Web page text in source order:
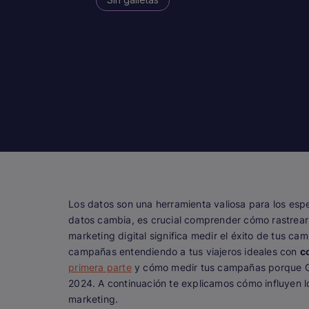
Los datos son una herramienta valiosa para los
datos cambia, es crucial comprender cómo
marketing digital significa medir el éxito de tus
campañas entendiendo a tus viajeros ideales con
primera partey cómo medir tus campañas porque
2024. A continuación te explicamos cómo influyen
marketing.